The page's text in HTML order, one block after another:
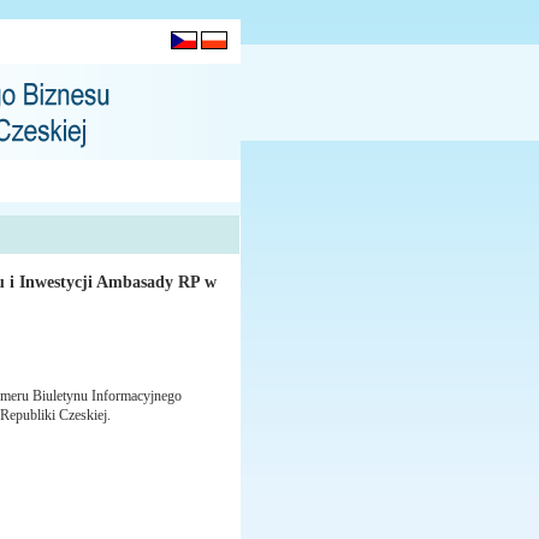
Inwestycji Ambasady RP w
Biuletynu Informacyjnego
Czeskiej.